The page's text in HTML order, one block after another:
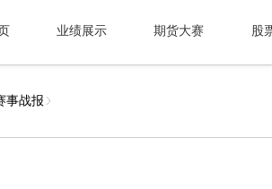
业绩展示 期货大赛 股
事战报